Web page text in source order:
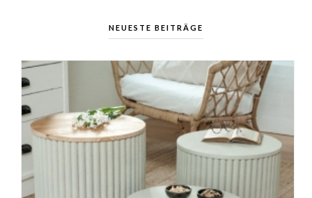
NEUESTE BEITRÄGE